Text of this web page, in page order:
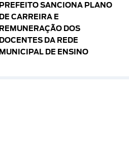
PREFEITO SANCIONA PLANO
DE CARREIRA E
REMUNERAÇÃO DOS
DOCENTES DA REDE
MUNICIPAL DE ENSINO